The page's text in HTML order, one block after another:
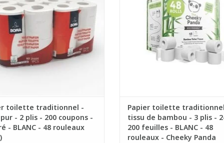
toilette traditionnel -
- 2 plis - 200 coupons -
- BLANC - 48 rouleaux
Papier toilette
tissu de bambou - 3 plis -
200 feuilles - BLANC - 48
rouleaux - Cheeky Panda